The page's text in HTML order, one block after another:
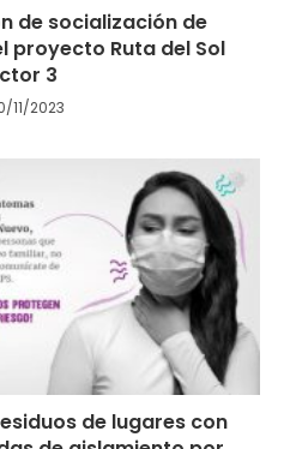
de socialización de
proyecto Ruta del Sol
3
11/2023
de lugares con